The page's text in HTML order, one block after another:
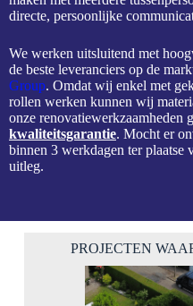
directe, persoonlijke
We werken uitsluitend met
de beste leveranciers op de
Group. Omdat wij enkel met
rollen werken kunnen wij
onze renovatiewerkzaamheden
kwaliteitsgarantie. Mocht er
binnen 3 werkdagen ter plaatse
uitleg.
PROJECTEN